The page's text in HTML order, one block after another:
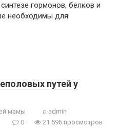
гормонов, белков и
необходимы для
путей у
мамы
c-admin
0
21 596 просмотров